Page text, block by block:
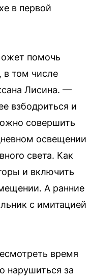
в первой
помочь
в том числе
Лисина. —
взбодриться и
совершить
освещении
света. Как
и включить
А ранние
с имитацией
время
нарушиться за